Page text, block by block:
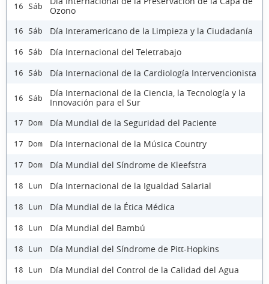
16 Sáb
Ozono
16 Sáb Día Interamericano de la Limpieza y la Ciudadanía
16 Sáb Día Internacional del Teletrabajo
16 Sáb Día Internacional de la Cardiología Intervencionista
16 Sáb
Día Internacional de la Ciencia, la Tecnología y la
Innovación para el Sur
17 Dom Día Mundial de la Seguridad del Paciente
17 Dom Día Internacional de la Música Country
17 Dom Día Mundial del Síndrome de Kleefstra
18 Lun Día Internacional de la Igualdad Salarial
18 Lun Día Mundial de la Ética Médica
18 Lun Día Mundial del Bambú
18 Lun Día Mundial del Síndrome de Pitt-Hopkins
18 Lun Día Mundial del Control de la Calidad del Agua